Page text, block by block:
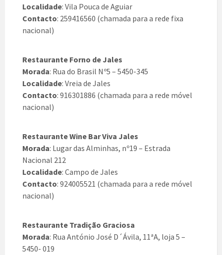
Localidade: Vila Pouca de Aguiar
Contacto: 259416560 (chamada para a rede fixa
nacional)
Restaurante Forno de Jales
Morada: Rua do Brasil Nº5 – 5450-345
Localidade: Vreia de Jales
Contacto: 916301886 (chamada para a rede móvel
nacional)
Restaurante Wine Bar Viva Jales
Morada: Lugar das Alminhas, nº19 – Estrada
Nacional 212
Localidade: Campo de Jales
Contacto: 924005521 (chamada para a rede móvel
nacional)
Restaurante Tradição Graciosa
Morada: Rua António José D´Ávila, 11ªA, loja 5 –
5450- 019